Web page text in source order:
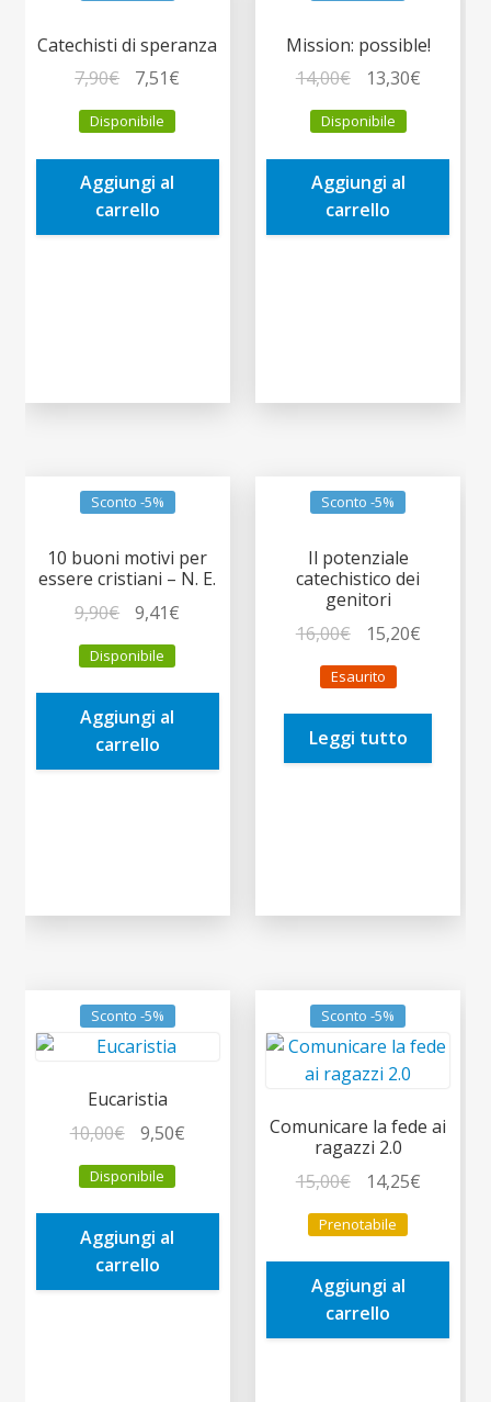
Catechisti di speranza
7,90€
prezzo
originale
era:
7,90€.
7,51€
è:
Disponibile
Aggiungi al
carrello
Mission: possible!
14,00€
prezzo
originale
era:
14,00€.
13,30€Il
è:
Disponibile
Aggiungi al
carrello
Sconto -5%
10 buoni motivi per
essere cristiani – N. E.
9,90€
prezzo
originale
era:
9,90€.
9,41€
è:
Disponibile
Aggiungi al
carrello
Sconto -5%
Il potenziale
catechistico dei
genitori
16,00€
prezzo
originale
era:
16,00€.
15,20€Il
è:
Esaurito
Leggi tutto
Sconto -5%
Eucaristia
10,00€
prezzo
originale
era:
10,00€.
9,50€Il
è:
Disponibile
Aggiungi al
carrello
Sconto -5%
Comunicare la fede ai
ragazzi 2.0
15,00€
prezzo
originale
era:
15,00€.
14,25€Il
è:
Prenotabile
Aggiungi al
carrello